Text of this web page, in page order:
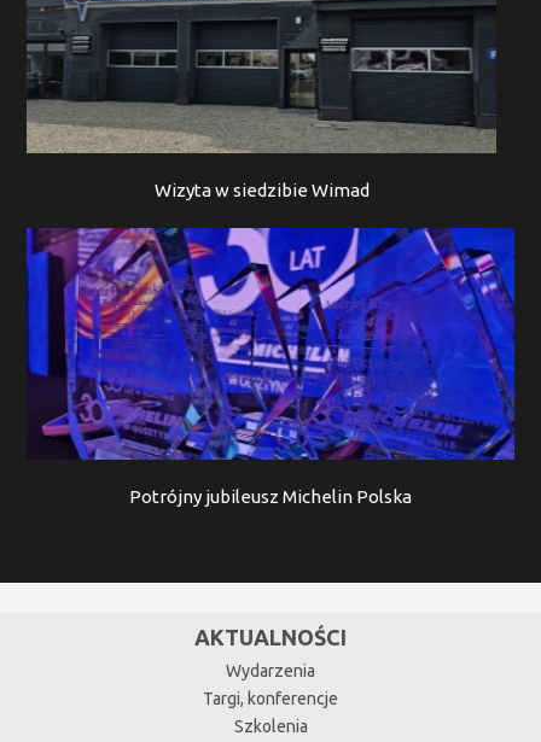
Wizyta w siedzibie Wimad
Potrójny jubileusz Michelin Polska
AKTUALNOŚCI
Wydarzenia
Targi, konferencje
Szkolenia